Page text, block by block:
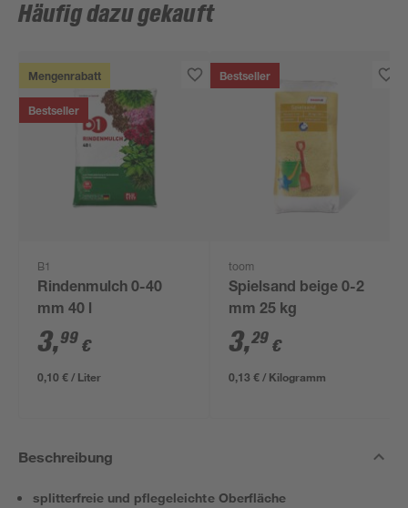
Häufig dazu gekauft
Mengenrabatt
Bestseller
B1
Rindenmulch 0-40
mm 40 l
3,99 €
0,10 € / Liter
Bestseller
toom
Spielsand beige 0-2
mm 25 kg
3,29 €
0,13 € / Kilogramm
Beschreibung
splitterfreie und pflegeleichte Oberfläche